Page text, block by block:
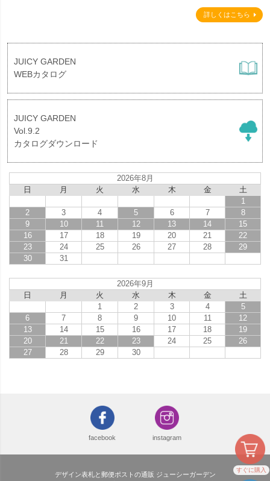
すぐに購入
詳しくはこちら
JUICY GARDEN
WEBカタログ
JUICY GARDEN
Vol.9.2
カタログダウンロード
2026年8月
日
月 火 水 木 金
土
1
2
3 4 5 6 7
8
9
10 11 12 13 14
15
16
17 18 19 20 21
22
23
24 25 26 27 28
29
30
31
2026年9月
日
月 火 水 木 金
土
1
2 3 4
5
6
7 8 9 10 11
12
13
14 15 16 17 18
19
20
21 22 23 24 25
26
27
28 29 30
facebook instagram
デザイン表札と郵便ポストの通販 ジューシーガーデン